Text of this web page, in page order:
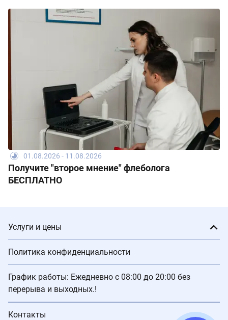
01.08.2026 - 11.08.2026
Получите "второе мнение" флеболога
БЕСПЛАТНО
Услуги и цены
Политика конфиденциальности
График работы: Ежедневно с 08:00 до 20:00 без
перерыва и выходных.!
Контакты